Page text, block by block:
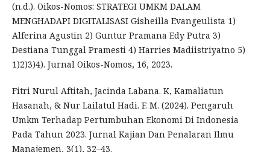
(n.d.). Oikos-Nomos: STRATEGI UMKM DALAM
MENGHADAPI DIGITALISASI Gisheilla Evangeulista 1)
Alferina Agustin 2) Guntur Pramana Edy Putra 3)
Destiana Tunggal Pramesti 4) Harries Madiistriyatno 5)
1)2)3)4). Jurnal Oikos-Nomos, 16, 2023.
Fitri Nurul Aftitah, Jacinda Labana. K, Kamaliatun
Hasanah, & Nur Lailatul Hadi. F. M. (2024). Pengaruh
Umkm Terhadap Pertumbuhan Ekonomi Di Indonesia
Pada Tahun 2023. Jurnal Kajian Dan Penalaran Ilmu
Manajemen, 3(1), 32–43.